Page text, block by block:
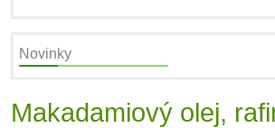
Novinky
Makadamiový olej,